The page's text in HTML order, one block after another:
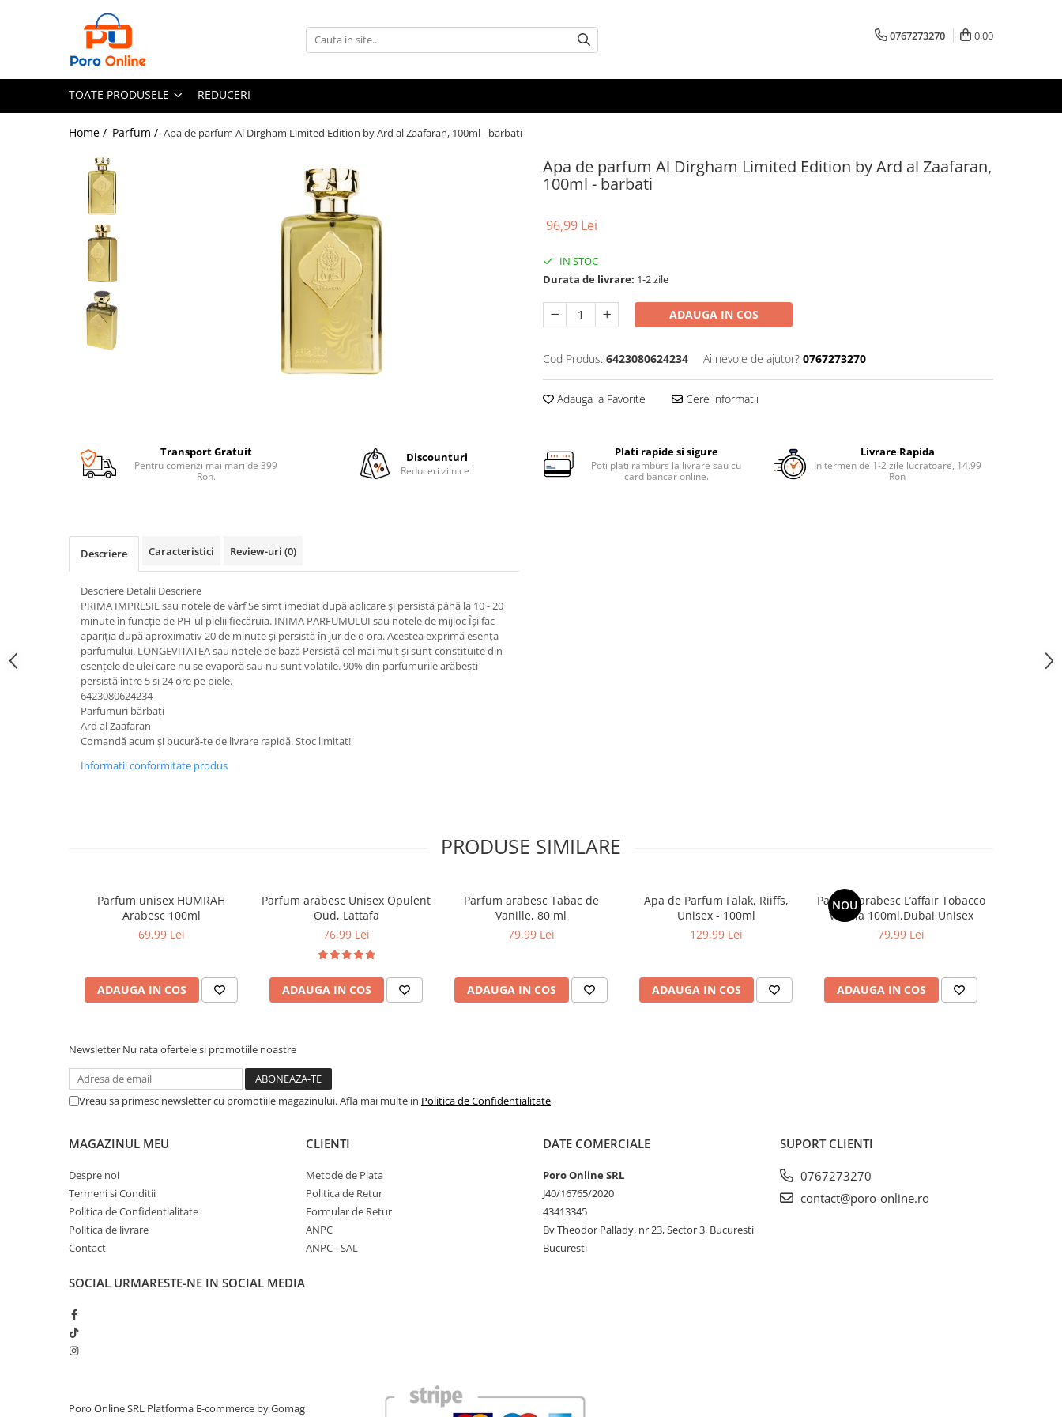
Toate Produsele
Parfum Unisex
Parfumuri Arabesti
Parfum tip fiola
0767273270 0,00
TOATE PRODUSELE REDUCERI
Home / Parfum / Apa de parfum Al Dirgham Limited Edition by Ard al Zaafaran, 100ml - barbati
Apa de parfum Al Dirgham Limited Edition by Ard al Zaafaran,
100ml - barbati
96,99 Lei
IN STOC
Durata de livrare: 1-2 zile
ADAUGA IN COS
Cod Produs: 6423080624234 Ai nevoie de ajutor? 0767273270
Adauga la Favorite Cere informatii
Transport Gratuit
Pentru comenzi mai mari de 399
Ron.
Discounturi
Reduceri zilnice !
Plati rapide si sigure
Poti plati ramburs la livrare sau cu
card bancar online.
Livrare Rapida
In termen de 1-2 zile lucratoare, 14.99
Ron
Descriere Caracteristici Review-uri (0)
Descriere Detalii Descriere
PRIMA IMPRESIE sau notele de vârf Se simt imediat după aplicare și persistă până la 10 - 20
minute în funcție de PH-ul pielii fiecăruia. INIMA PARFUMULUI sau notele de mijloc Își fac
apariția după aproximativ 20 de minute și persistă în jur de o ora. Acestea exprimă esența
parfumului. LONGEVITATEA sau notele de bază Persistă cel mai mult și sunt constituite din
esențele de ulei care nu se evaporă sau nu sunt volatile. 90% din parfumurile arăbești
persistă între 5 si 24 ore pe piele.
6423080624234
Parfumuri bărbați
Ard al Zaafaran
Comandă acum și bucură-te de livrare rapidă. Stoc limitat!
Informatii conformitate produs
PRODUSE SIMILARE
Parfum unisex HUMRAH
Arabesc 100ml
69,99 Lei
ADAUGA IN COS
Parfum arabesc Unisex Opulent
Oud, Lattafa
76,99 Lei
ADAUGA IN COS
Parfum arabesc Tabac de
Vanille, 80 ml
79,99 Lei
ADAUGA IN COS
Apa de Parfum Falak, Riiffs,
Unisex - 100ml
129,99 Lei
ADAUGA IN COS
NOU
Parfum arabesc L’affair Tobacco
Vanilla 100ml,Dubai Unisex
79,99 Lei
ADAUGA IN COS
Newsletter Nu rata ofertele si promotiile noastre
Vreau sa primesc newsletter cu promotiile magazinului. Afla mai multe in Politica de Confidentialitate
MAGAZINUL MEU
Despre noi
Termeni si Conditii
Politica de Confidentialitate
Politica de livrare
Contact
CLIENTI
Metode de Plata
Politica de Retur
Formular de Retur
ANPC
ANPC - SAL
DATE COMERCIALE
Poro Online SRL
J40/16765/2020
43413345
Bv Theodor Pallady, nr 23, Sector 3, Bucuresti
Bucuresti
SUPORT CLIENTI
0767273270
contact@poro-online.ro
SOCIAL URMARESTE-NE IN SOCIAL MEDIA
Poro Online SRL Platforma E-commerce by Gomag